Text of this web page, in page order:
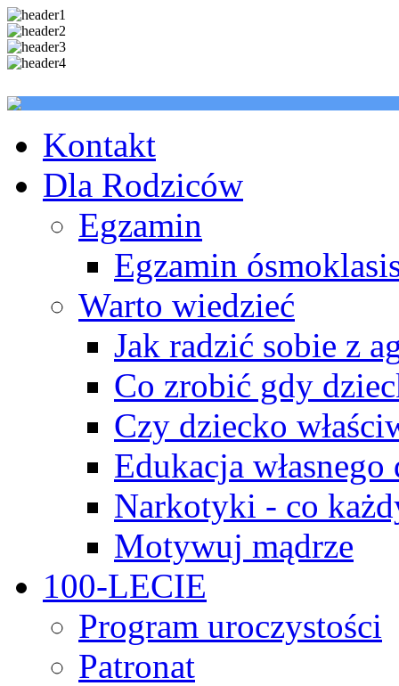
Kontakt
Dla Rodziców
Egzamin
Egzamin
Warto wiedzieć
Jak radzić sobie z
Co zrobić gdy
Czy dziecko
Edukacja własnego
Narkotyki - co
Motywuj mądrze
100-LECIE
Program uroczystości
Patronat